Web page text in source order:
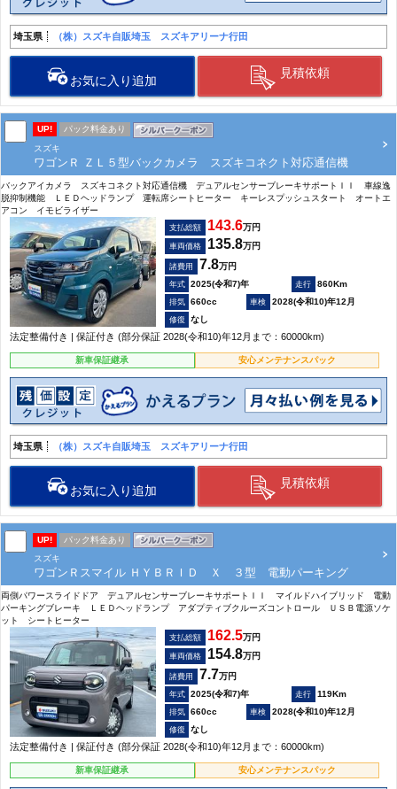
埼玉県 （株）スズキ自販埼玉 スズキアリーナ行田
お気に入り追加
見積依頼
UP!
パック料金あり
スズキ
ワゴンＲ ＺＬ５型バックカメラ スズキコネクト対応通信機
バックアイカメラ スズキコネクト対応通信機 デュアルセンサーブレーキサポートＩＩ 車線逸
脱抑制機能 ＬＥＤヘッドランプ 運転席シートヒーター キーレスプッシュスタート オートエ
アコン イモビライザー
支払総額 143.6万円
車両価格 135.8万円
諸費用 7.8万円
2025(令和7)年
860Km
660cc
2028(令和10)年12月
なし
法定整備付き | 保証付き (部分保証 2028(令和10)年12月まで：60000km)
新車保証継承 安心メンテナンスパック
埼玉県 （株）スズキ自販埼玉 スズキアリーナ行田
お気に入り追加
見積依頼
UP!
パック料金あり
スズキ
ワゴンＲスマイル ＨＹＢＲＩＤ Ｘ ３型 電動パーキング
両側パワースライドドア デュアルセンサーブレーキサポートＩＩ マイルドハイブリッド 電動
パーキングブレーキ ＬＥＤヘッドランプ アダプティブクルーズコントロール ＵＳＢ電源ソケ
ット シートヒーター
支払総額 162.5万円
車両価格 154.8万円
諸費用 7.7万円
2025(令和7)年
119Km
660cc
2028(令和10)年12月
なし
法定整備付き | 保証付き (部分保証 2028(令和10)年12月まで：60000km)
新車保証継承 安心メンテナンスパック